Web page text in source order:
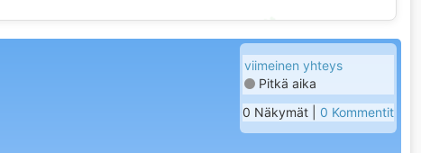
💕
viimeinen yhteys
Pitkä aika
0 Näkymät | 0 Kommentit